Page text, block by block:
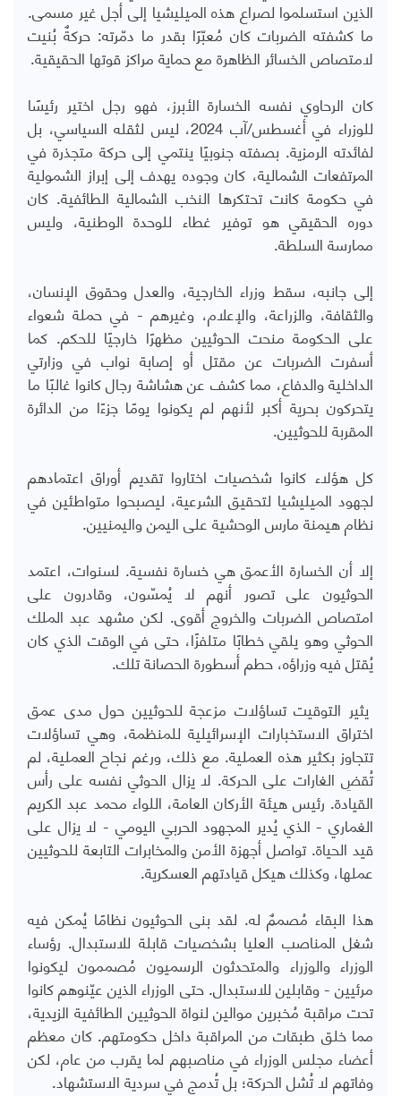
الذين استسلموا لصراع هذه الميليشيا إلى أجل غير مسمى.
ما كشفته الضربات كان مُعبّرًا بقدر ما دمّرته: حركةٌ بُنيت
لامتصاص الخسائر الظاهرة مع حماية مراكز قوتها الحقيقية.
كان الرحاوي نفسه الخسارة الأبرز، فهو رجل اختير رئيسًا
للوزراء في أغسطس/آب 2024، ليس لثقله السياسي، بل
لفائدته الرمزية. بصفته جنوبيًا ينتمي إلى حركة متجذرة في
المرتفعات الشمالية، كان وجوده يهدف إلى إبراز الشمولية
في حكومة كانت تحتكرها النخب الشمالية الطائفية. كان
دوره الحقيقي هو توفير غطاء للوحدة الوطنية، وليس
ممارسة السلطة.
إلى جانبه، سقط وزراء الخارجية، والعدل وحقوق الإنسان،
والثقافة، والزراعة، والإعلام، وغيرهم - في حملة شعواء
على الحكومة منحت الحوثيين مظهرًا خارجيًا للحكم. كما
أسفرت الضربات عن مقتل أو إصابة نواب في وزارتي
الداخلية والدفاع، مما كشف عن هشاشة رجال كانوا غالبًا ما
يتحركون بحرية أكبر لأنهم لم يكونوا يومًا جزءًا من الدائرة
المقربة للحوثيين.
كل هؤلاء كانوا شخصيات اختاروا تقديم أوراق اعتمادهم
لجهود الميليشيا لتحقيق الشرعية، ليصبحوا متواطئين في
نظام هيمنة مارس الوحشية على اليمن واليمنيين.
إلا أن الخسارة الأعمق هي خسارة نفسية. لسنوات، اعتمد
الحوثيون على تصور أنهم لا يُمسّون، وقادرون على
امتصاص الضربات والخروج أقوى. لكن مشهد عبد الملك
الحوثي وهو يلقي خطابًا متلفزًا، حتى في الوقت الذي كان
يُقتل فيه وزراؤه، حطم أسطورة الحصانة تلك.
يثير التوقيت تساؤلات مزعجة للحوثيين حول مدى عمق
اختراق الاستخبارات الإسرائيلية للمنظمة، وهي تساؤلات
تتجاوز بكثير هذه العملية. مع ذلك، ورغم نجاح العملية، لم
تُقضِ الغارات على الحركة. لا يزال الحوثي نفسه على رأس
القيادة. رئيس هيئة الأركان العامة، اللواء محمد عبد الكريم
الغماري - الذي يُدير المجهود الحربي اليومي - لا يزال على
قيد الحياة. تواصل أجهزة الأمن والمخابرات التابعة للحوثيين
عملها، وكذلك هيكل قيادتهم العسكرية.
هذا البقاء مُصممٌ له. لقد بنى الحوثيون نظامًا يُمكن فيه
شغل المناصب العليا بشخصيات قابلة للاستبدال. رؤساء
الوزراء والوزراء والمتحدثون الرسميون مُصممون ليكونوا
مرئيين - وقابلين للاستبدال. حتى الوزراء الذين عيّنوهم كانوا
تحت مراقبة مُخبرين موالين لنواة الحوثيين الطائفية الزيدية،
مما خلق طبقات من المراقبة داخل حكومتهم. كان معظم
أعضاء مجلس الوزراء في مناصبهم لما يقرب من عام، لكن
وفاتهم لا تُشل الحركة؛ بل تُدمج في سردية الاستشهاد.